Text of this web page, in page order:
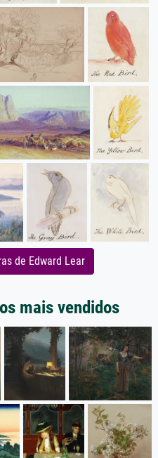
de Edward Lear
mais vendidos